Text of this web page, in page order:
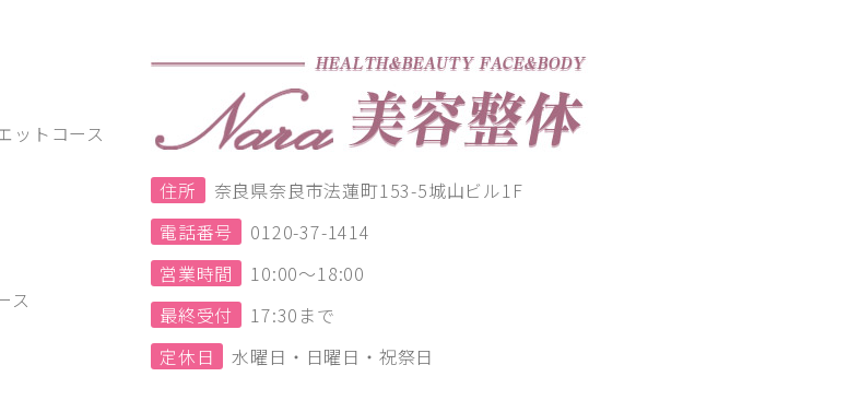
ットコース
ス
住所
奈良県奈良市法蓮町153-5城山ビル1F
電話番号
0120-37-1414
営業時間
10:00～18:00
最終受付
17:30まで
定休日
水曜日・日曜日・祝祭日